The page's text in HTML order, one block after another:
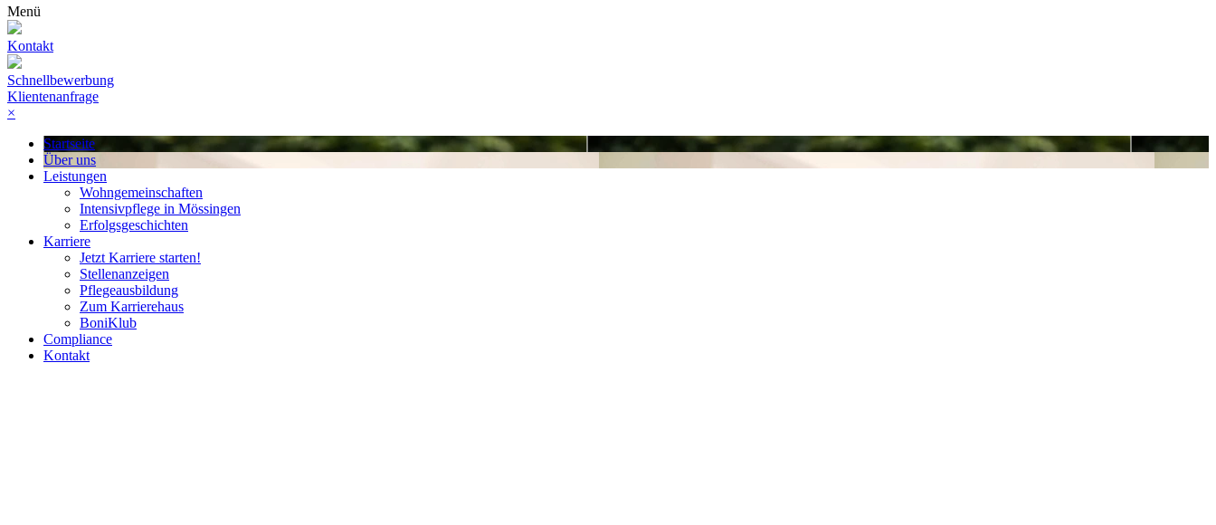
Menü
Kontakt
Schnellbewerbung
Klientenanfrage
×
Startseite
Über uns
Leistungen
Wohngemeinschaften
Intensivpflege in Mössingen
Erfolgsgeschichten
Karriere
Jetzt Karriere starten!
Stellenanzeigen
Pflegeausbildung
Zum Karrierehaus
BoniKlub
Compliance
Kontakt